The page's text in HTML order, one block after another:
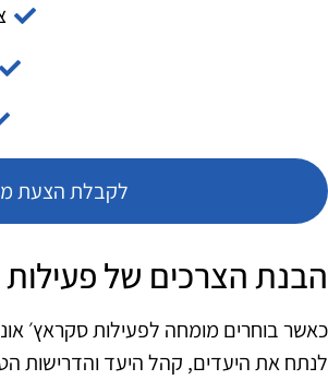
לקבלת הצעת
הבנת הצרכים של פעילות
כאשר בוחרים מומחה לפעילות סקראץ׳
לנתח את היעדים, קהל היעד והדרישות